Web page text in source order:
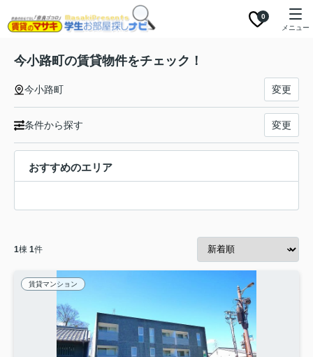
0
メニュー
今小路町の賃貸物件をチェック！
今小路町 変更
条件から探す 変更
おすすめのエリア
1棟 1件
賃貸マンション